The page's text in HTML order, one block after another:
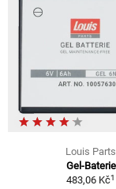
Louis Parts
Gel-Baterie
483,06 Kč1